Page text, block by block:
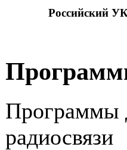
Российский
Программы
радиосвязи